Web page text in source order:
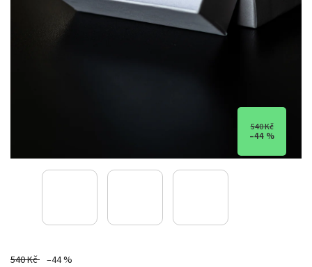
540 Kč
–44 %
540 Kč –44 %